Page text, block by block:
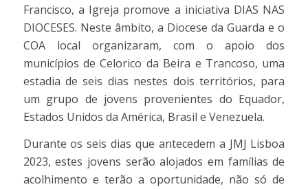
Francisco, a Igreja promove a iniciativa DIAS NAS
DIOCESES. Neste âmbito, a Diocese da Guarda e o
COA local organizaram, com o apoio dos
municípios de Celorico da Beira e Trancoso, uma
estadia de seis dias nestes dois territórios, para
um grupo de jovens provenientes do Equador,
Estados Unidos da América, Brasil e Venezuela.
Durante os seis dias que antecedem a JMJ Lisboa
2023, estes jovens serão alojados em famílias de
acolhimento e terão a oportunidade, não só de